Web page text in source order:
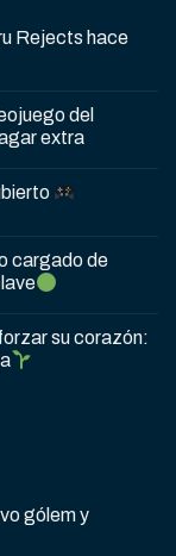
Rejects hace
del
extra
cargado de
su corazón:
gólem y